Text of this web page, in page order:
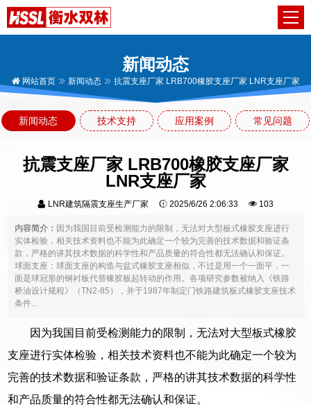
新闻动态
网站首页 新闻动态 抗震支座厂家 LRB700橡胶支座厂家 LNR支座厂家
新闻动态 技术支持 应用案例 常见问题
抗震支座厂家 LRB700橡胶支座厂家
LNR支座厂家
LNR建筑隔震支座生产厂家 2025/6/26 2:06:33 103
内容简介： 因为我国目前受检测能力的限制，无法对大型板式橡胶支座进行
实体检验，相关技术资料也不能为此确定一个较为完善的技术数据和验证条
款，严格的讲其技术数据的科学性和产品质量的符合性都无法确认和保证。
球面支座：球面支座的构造与盆式橡胶支座相似，不过是用一个一面平，一
面是球冠形的钢衬板代替橡胶板起转动的作用。各项研究参数被纳入《铁路
桥油设计规程》（TN2-85），并于1987年制定门铁路建筑板式橡胶支座技术
条件...
因为我国目前受检测能力的限制，无法对大型板式橡胶
支座进行实体检验，相关技术资料也不能为此确定一个较为
完善的技术数据和验证条款，严格的讲其技术数据的科学性
和产品质量的符合性都无法确认和保证。